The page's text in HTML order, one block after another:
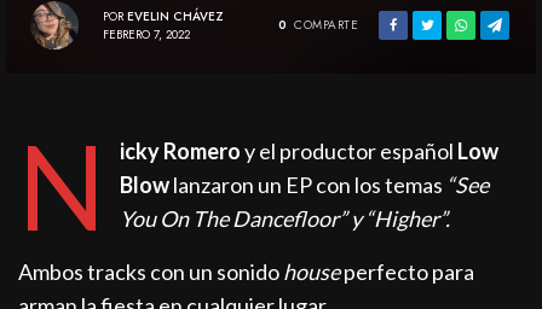
POR EVELIN CHÁVEZ
FEBRERO 7, 2022
0 COMPARTE
N icky Romeroy el productor español Low
Blowlanzaron un EP con los temas “See
You On The Dancefloor” y “Higher”.
Ambos tracks con un sonidohouseperfecto para